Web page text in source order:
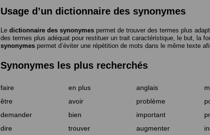
Usage d’un dictionnaire des synonymes
Le dictionnaire des synonymes permet de trouver des termes plus
des termes plus adéquat pour restituer un trait caractéristique, le but, la
synonymes permet d’éviter une répétition de mots dans le même texte
Synonymes les plus recherchés
faire en plus anglais
être
avoir problème
demander
bien important
dire
trouver augmenter